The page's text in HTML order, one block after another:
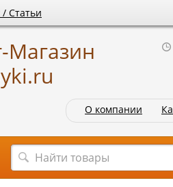
/ Статьи
Магазин
О компании